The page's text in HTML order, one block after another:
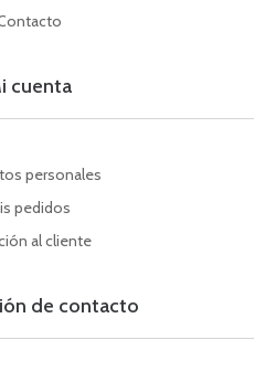
cuenta
personales
pedidos
al cliente
de contacto